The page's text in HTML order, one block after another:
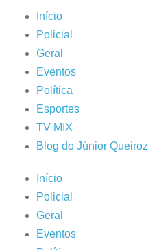
Início
Policial
Geral
Eventos
Política
Esportes
TV MIX
Blog do Júnior Queiroz
Início
Policial
Geral
Eventos